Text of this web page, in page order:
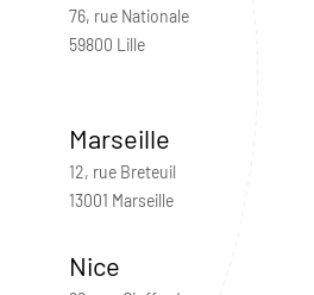
76, rue Nationale
59800 Lille
Marseille
12, rue Breteuil
13001 Marseille
Nice